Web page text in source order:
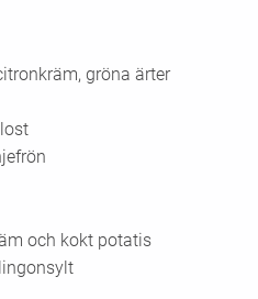
gröna ärter
och kokt potatis